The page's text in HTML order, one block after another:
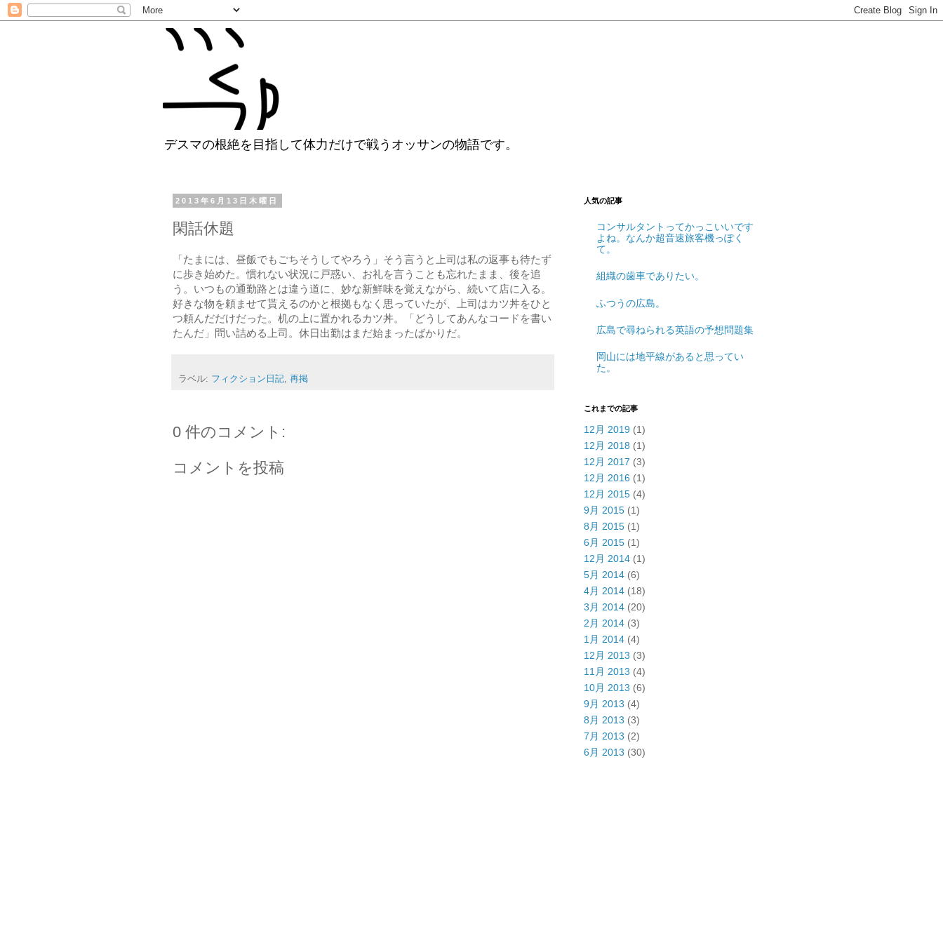
デスマの根絶を目指して体力だけで戦うオッサンの物語です。
2013年6月13日木曜日
閑話休題
「たまには、昼飯でもごちそうしてやろう」そう言うと上司は私の返事も待たず
に歩き始めた。慣れない状況に戸惑い、お礼を言うことも忘れたまま、後を追
う。いつもの通勤路とは違う道に、妙な新鮮味を覚えながら、続いて店に入る。
好きな物を頼ませて貰えるのかと根拠もなく思っていたが、上司はカツ丼をひと
つ頼んだだけだった。机の上に置かれるカツ丼。「どうしてあんなコードを書い
たんだ」問い詰める上司。休日出勤はまだ始まったばかりだ。
ラベル: フィクション日記, 再掲
0 件のコメント:
コメントを投稿
人気の記事
コンサルタントってかっこいいです
よね。なんか超音速旅客機っぽく
て。
組織の歯車でありたい。
ふつうの広島。
広島で尋ねられる英語の予想問題集
岡山には地平線があると思ってい
た。
これまでの記事
12月 2019 (1)
12月 2018 (1)
12月 2017 (3)
12月 2016 (1)
12月 2015 (4)
9月 2015 (1)
8月 2015 (1)
6月 2015 (1)
12月 2014 (1)
5月 2014 (6)
4月 2014 (18)
3月 2014 (20)
2月 2014 (3)
1月 2014 (4)
12月 2013 (3)
11月 2013 (4)
10月 2013 (6)
9月 2013 (4)
8月 2013 (3)
7月 2013 (2)
6月 2013 (30)